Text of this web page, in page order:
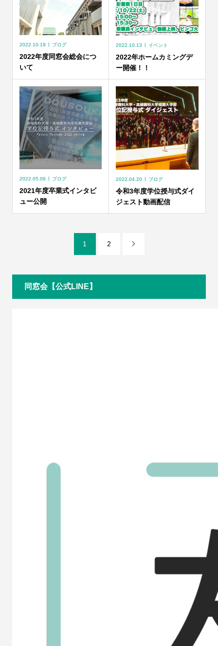
2022.10.19 ブログ
2022年度同窓会総会につ
いて
2022.10.13 イベント
2022年ホームカミングデ
ー開催！！
2022.05.06 ブログ
2021年度卒業式インタビ
ュー公開
2022.04.20 ブログ
令和3年度学位授与式ダイ
ジェスト動画配信
1 2 
同窓会【公式LINE】